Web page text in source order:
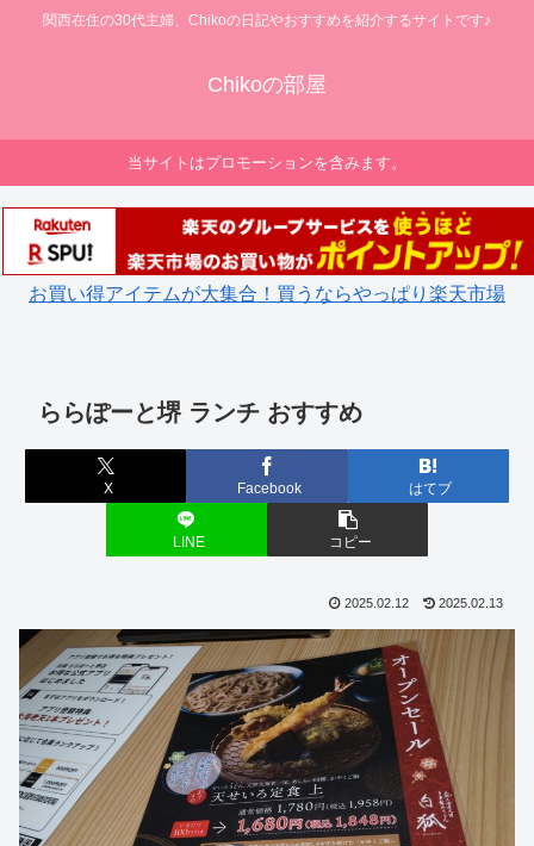
関西在住の30代主婦、Chikoの日記やおすすめを紹介するサイトです♪
Chikoの部屋
当サイトはプロモーションを含みます。
お買い得アイテムが大集合！買うならやっぱり楽天市場
ららぽーと堺 ランチ おすすめ
X Facebook はてブ
LINE コピー
2025.02.12 2025.02.13